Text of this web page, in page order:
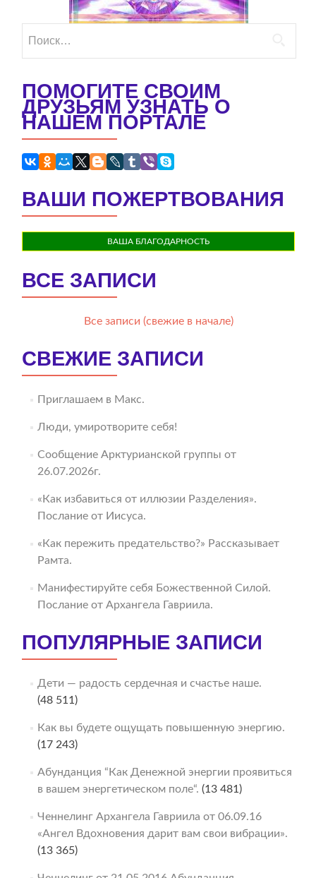
ПОМОГИТЕ СВОИМ
ДРУЗЬЯМ УЗНАТЬ О
НАШЕМ ПОРТАЛЕ
ВАШИ ПОЖЕРТВОВАНИЯ
ВАША БЛАГОДАРНОСТЬ
ВСЕ ЗАПИСИ
Все записи (свежие в начале)
СВЕЖИЕ ЗАПИСИ
Приглашаем в Макс.
Люди, умиротворите себя!
Сообщение Арктурианской группы от
26.07.2026г.
«Как избавиться от иллюзии Разделения».
Послание от Иисуса.
«Как пережить предательство?» Рассказывает
Рамта.
Манифестируйте себя Божественной Силой.
Послание от Архангела Гавриила.
ПОПУЛЯРНЫЕ ЗАПИСИ
Дети — радость сердечная и счастье наше.
(48 511)
Как вы будете ощущать повышенную энергию.
(17 243)
Абунданция “Как Денежной энергии проявиться
в вашем энергетическом поле“. (13 481)
Ченнелинг Архангела Гавриила от 06.09.16
«Ангел Вдохновения дарит вам свои вибрации».
(13 365)